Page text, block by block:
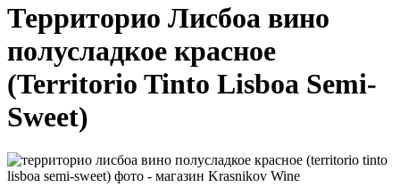
Территорио Лисбоа вино
полусладкое красное
(Territorio Tinto Lisboa Semi-
Sweet)